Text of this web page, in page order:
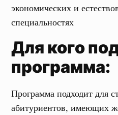
экономических и
специальностях
Для кого
программа:
Программа подходит для
абитуриентов, имеющих